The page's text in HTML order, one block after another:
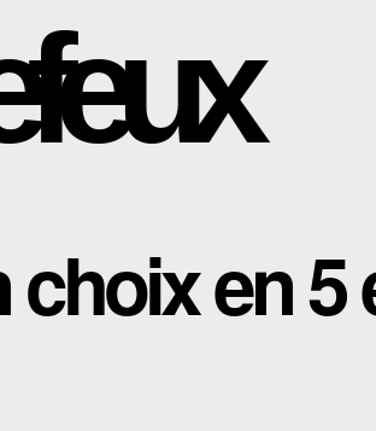
choix en 5